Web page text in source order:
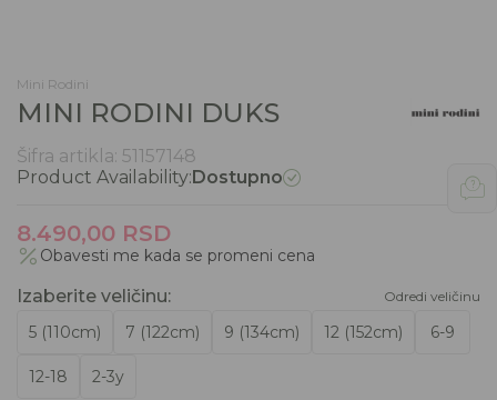
Mini Rodini
MINI RODINI DUKS
Šifra artikla: 51157148
Product Availability:Dostupno
8.490,00 RSD
Obavesti me kada se promeni cena
Izaberite veličinu: Odredi veličinu
5 (110cm) 7 (122cm) 9 (134cm) 12 (152cm) 6-9
12-18 2-3y